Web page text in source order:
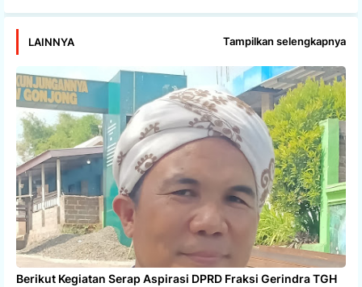
LAINNYA Tampilkan selengkapnya
Berikut Kegiatan Serap Aspirasi DPRD Fraksi Gerindra TGH